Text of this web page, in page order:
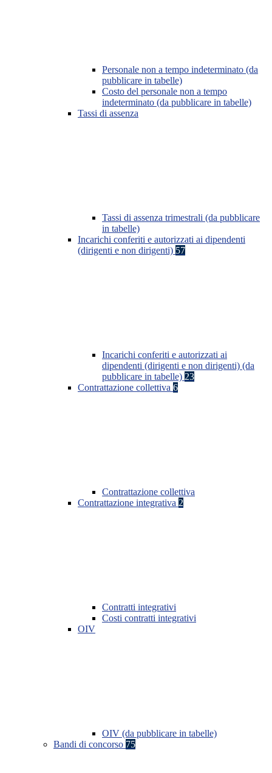
Personale non a tempo indeterminato (da
pubblicare in tabelle)
Costo del personale non a tempo
indeterminato (da pubblicare in tabelle)
Tassi di assenza
Tassi di assenza trimestrali (da pubblicare
in tabelle)
Incarichi conferiti e autorizzati ai dipendenti
(dirigenti e non dirigenti) 57
Incarichi conferiti e autorizzati ai
dipendenti (dirigenti e non dirigenti) (da
pubblicare in tabelle) 23
Contrattazione collettiva 6
Contrattazione collettiva
Contrattazione integrativa 2
Contratti integrativi
Costi contratti integrativi
OIV
OIV (da pubblicare in tabelle)
Bandi di concorso 75